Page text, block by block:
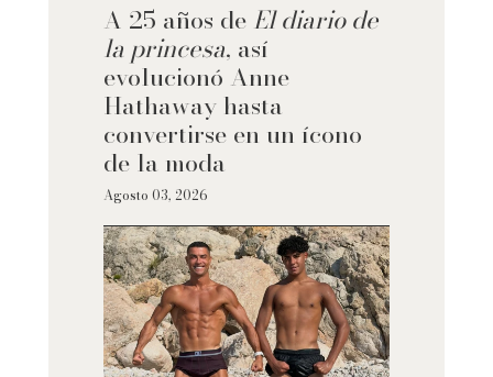
A 25 años de El diario de
la princesa, así
evolucionó Anne
Hathaway hasta
convertirse en un ícono
de la moda
Agosto 03, 2026